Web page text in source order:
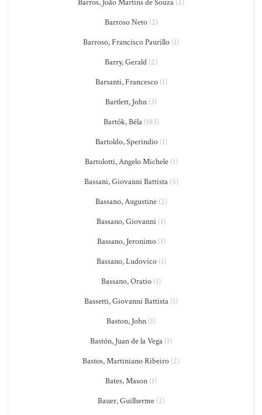
Barros, João Martins de Souza (2)
Barroso Neto(2)
Barroso, Francisco Paurillo (1)
Barry, Gerald (2)
Barsanti, Francesco(1)
Bartlett, John (3)
Bartók, Béla(183)
Bartoldo, Sperindio(1)
Bartolotti, Angelo Michele(1)
Bassani, Giovanni Battista(5)
Bassano, Augustine(2)
Bassano, Giovanni (1)
Bassano, Jeronimo(1)
Bassano, Ludovico(1)
Bassano, Oratio (1)
Bassetti, Giovanni Battista (1)
Baston, John (1)
Bastón, Juan de la Vega (1)
Bastos, Martiniano Ribeiro (2)
Bates, Mason (1)
Bauer, Guilherme(2)